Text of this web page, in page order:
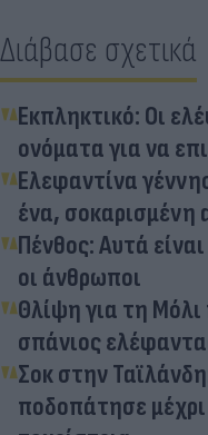
Διάβασε σχετικά
Εκπληκτικό: Οι
ονόματα για να
Ελεφαντίνα
ένα, σοκαρισμένη
Πένθος: Αυτά
οι άνθρωποι
Θλίψη για τη
σπάνιος
Σοκ στην
ποδοπάτησε